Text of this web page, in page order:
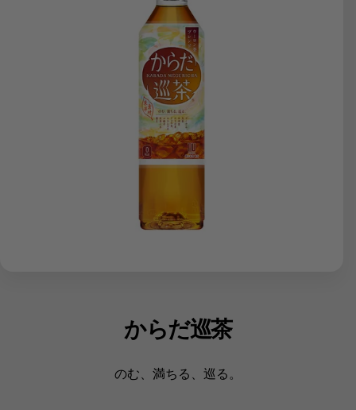
からだ巡茶
のむ、満ちる、巡る。